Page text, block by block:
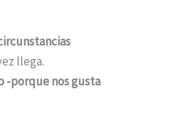
llega.
-porque nos gusta